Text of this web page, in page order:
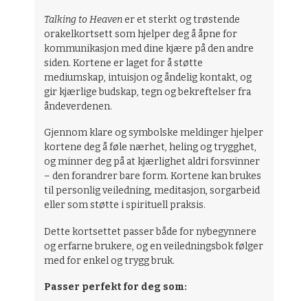
Talking to Heavener et sterkt og trøstende
orakelkortsett som hjelper deg å åpne for
kommunikasjon med dine kjære på den andre
siden. Kortene er laget for å støtte
mediumskap, intuisjon og åndelig kontakt, og
gir kjærlige budskap, tegn og bekreftelser fra
åndeverdenen.
Gjennom klare og symbolske meldinger hjelper
kortene deg å føle nærhet, heling og trygghet,
og minner deg på at kjærlighet aldri forsvinner
– den forandrer bare form. Kortene kan brukes
til personlig veiledning, meditasjon, sorgarbeid
eller som støtte i spirituell praksis.
Dette kortsettet passer både for nybegynnere
og erfarne brukere, og en veiledningsbok følger
med for enkel og trygg bruk.
Passer perfekt for deg som: